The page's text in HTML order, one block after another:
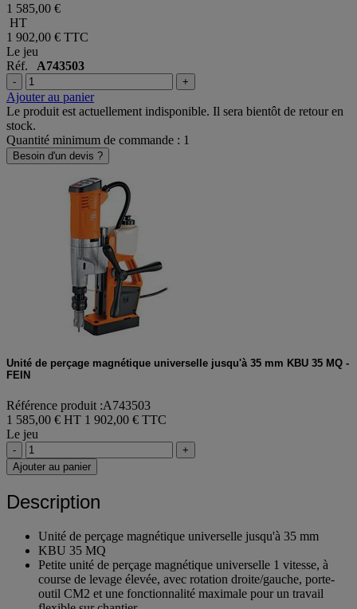
1 585,00 €
HT
1 902,00 € TTC
Le jeu
Réf. A743503
- +
Ajouter au panier
Le produit est actuellement indisponible. Il sera bientôt de retour en
stock.
Quantité minimum de commande : 1
Besoin d'un devis ?
Unité de perçage magnétique universelle jusqu'à 35 mm KBU 35 MQ -
FEIN
Référence produit :A743503
1 585,00 € HT 1 902,00 € TTC
Le jeu
-
+
Ajouter au panier
Description
Unité de perçage magnétique universelle jusqu'à 35 mm
KBU 35 MQ
Petite unité de perçage magnétique universelle 1 vitesse, à
course de levage élevée, avec rotation droite/gauche, porte-
outil CM2 et une fonctionnalité maximale pour un travail